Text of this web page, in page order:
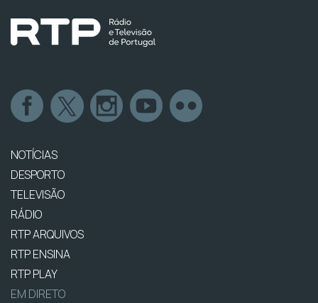
NOTÍCIAS
DESPORTO
TELEVISÃO
RÁDIO
RTP ARQUIVOS
RTP ENSINA
RTP PLAY
EM DIRETO